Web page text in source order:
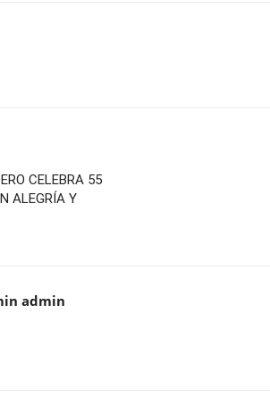
CELEBRA 55
ALEGRÍA Y
admin